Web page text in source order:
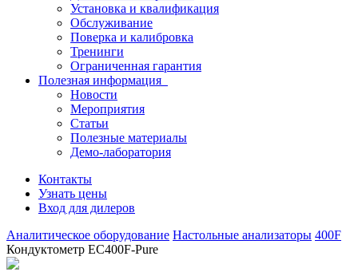
Установка и квалификация
Обслуживание
Поверка и калибровка
Тренинги
Ограниченная гарантия
Полезная информация
Новости
Мероприятия
Статьи
Полезные материалы
Демо-лаборатория
Контакты
Узнать цены
Вход для дилеров
Аналитическое оборудование Настольные анализаторы 400F
Кондуктометр EC400F-Pure